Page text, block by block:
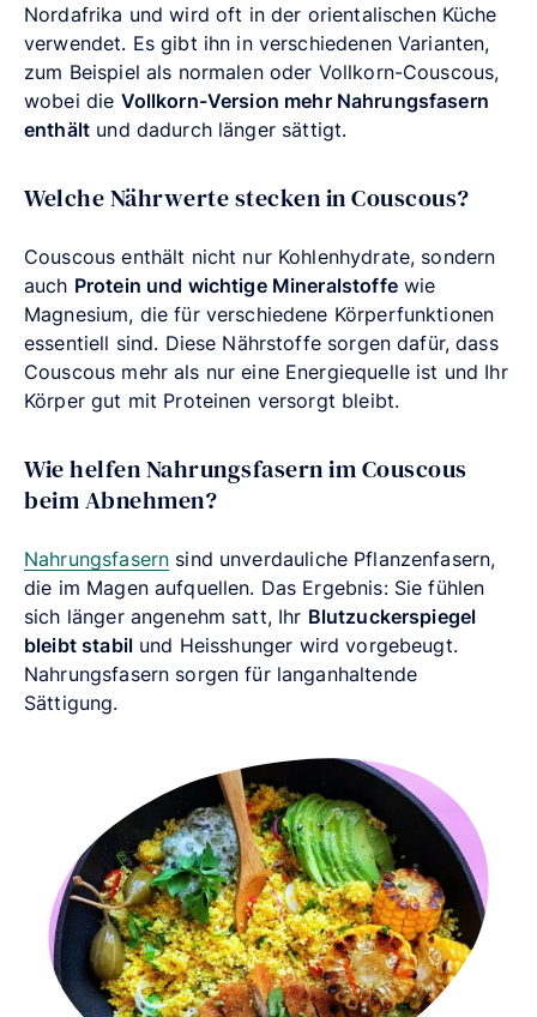
Nordafrika und wird oft in der orientalischen Küche
verwendet. Es gibt ihn in verschiedenen Varianten,
zum Beispiel als normalen oder Vollkorn-Couscous,
wobei die Vollkorn-Version mehr Nahrungsfasern
enthält und dadurch länger sättigt.
Welche Nährwerte stecken in Couscous?
Couscous enthält nicht nur Kohlenhydrate, sondern
auch Protein und wichtige Mineralstoffewie
Magnesium, die für verschiedene Körperfunktionen
essentiell sind. Diese Nährstoffe sorgen dafür, dass
Couscous mehr als nur eine Energiequelle ist und Ihr
Körper gut mit Proteinen versorgt bleibt.
Wie helfen Nahrungsfasern im Couscous
beim Abnehmen?
Nahrungsfasern sind unverdauliche Pflanzenfasern,
die im Magen aufquellen. Das Ergebnis: Sie fühlen
sich länger angenehm satt, Ihr Blutzuckerspiegel
bleibt stabilund Heisshunger wird vorgebeugt.
Nahrungsfasern sorgen für langanhaltende
Sättigung.